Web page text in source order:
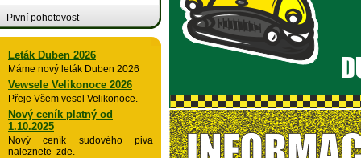
Pivní pohotovost
Leták Duben 2026
Máme nový leták Duben 2026
Vewsele Velikonoce 2026
Přeje Všem vesel Velikonoce.
Nový ceník platný od
1.10.2025
Nový ceník sudového piva
naleznete zde.